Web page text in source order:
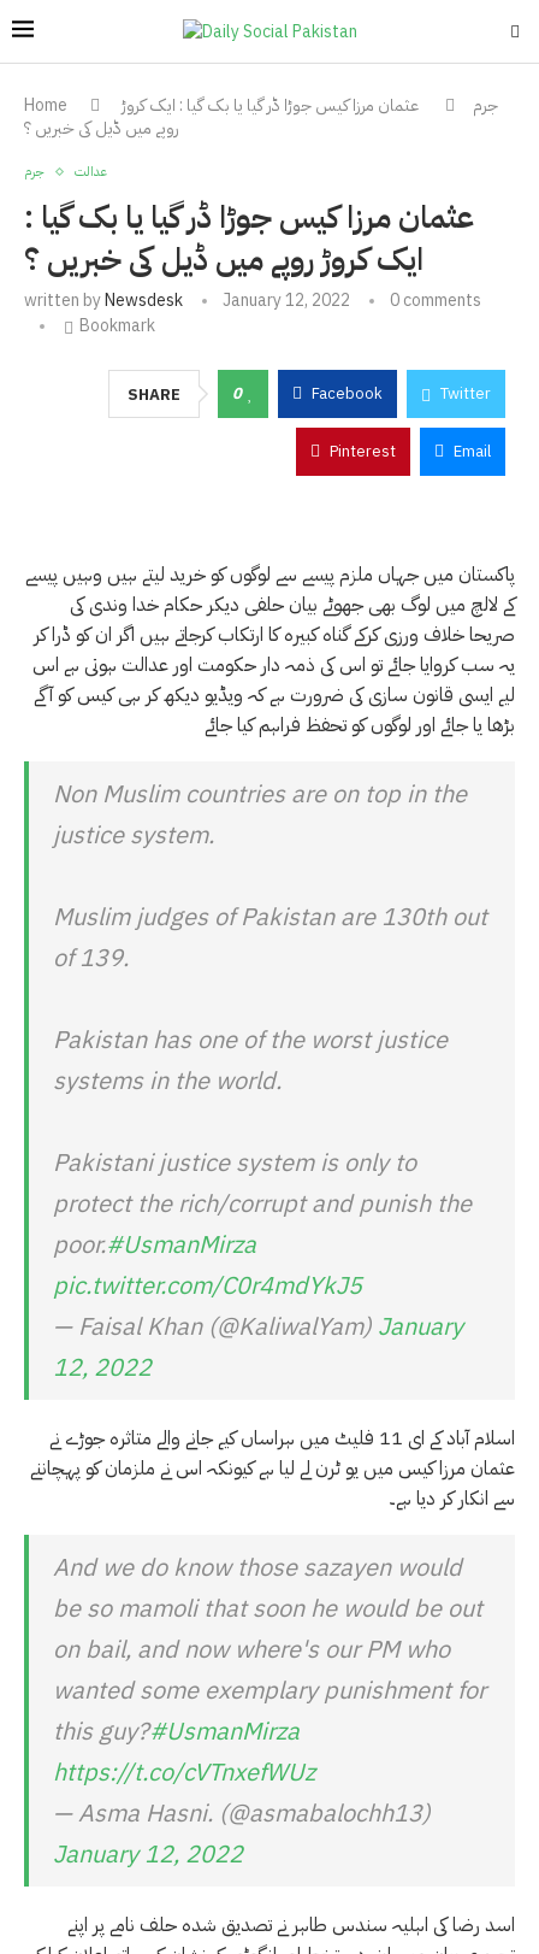
Home جرم
عثمان مرزا کیس جوڑا ڈر گیا یا بک گیا : ایک کروڑ
روپے میں ڈیل کی خبریں ؟
جرم عدالت
عثمان مرزا کیس جوڑا ڈر گیا یا بک گیا :
ایک کروڑ روپے میں ڈیل کی خبریں ؟
written byNewsdesk January 12, 2022
0 comments
Bookmark
SHARE 0 Facebook Twitter
Pinterest Email
پاکستان میں جہاں ملزم پیسے سے لوگوں کو خرید لیتے ہیں وہیں پیسے
کے لالچ میں لوگ بھی جھوٹے بیان حلفی دیکر حکام خدا وندی کی
صریحا خلاف ورزی کرکے گناہ کبیرہ کا ارتکاب کرجاتے ہیں اگر ان کو ڈرا کر
یہ سب کروایا جائے تو اس کی ذمہ دار حکومت اور عدالت ہوتی ہے اس
لیے ایسی قانون سازی کی ضرورت ہے کہ ویڈیو دیکھ کر ہی کیس کو آگے
بڑھا یا جائے اور لوگوں کو تحفظ فراہم کیا جائے
Non Muslim countries are on top in the
justice system.
Muslim judges of Pakistan are 130th out
of 139.
Pakistan has one of the worst justice
systems in the world.
Pakistani justice system is only to
protect the rich/corrupt and punish the
poor.#UsmanMirza
pic.twitter.com/C0r4mdYkJ5
— Faisal Khan (@KaliwalYam) January
12, 2022
اسلام آباد کے ای 11 فلیٹ میں ہراساں کیے جانے والے متاثرہ جوڑے نے
عثمان مرزا کیس میں یو ٹرن لے لیا ہے کیونکہ اس نے ملزمان کو پہچاننے
سے انکار کر دیا ہے۔
And we do know those sazayen would
be so mamoli that soon he would be out
on bail, and now where's our PM who
wanted some exemplary punishment for
this guy?#UsmanMirza
https://t.co/cVTnxefWUz
— Asma Hasni. (@asmabalochh13)
January 12, 2022
اسد رضا کی اہلیہ سندس طاہر نے تصدیق شدہ حلف نامے پر اپنے